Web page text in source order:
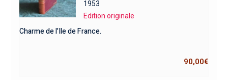
1953
Edition originale
Charme de l’Ile de France.
90,00€